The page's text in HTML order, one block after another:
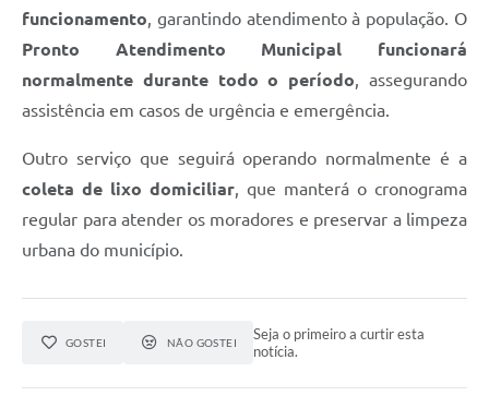
funcionamento, garantindo atendimento à população. O
Pronto Atendimento Municipal funcionará
normalmente durante todo o período, assegurando
assistência em casos de urgência e emergência.
Outro serviço que seguirá operando normalmente é a
coleta de lixo domiciliar, que manterá o cronograma
regular para atender os moradores e preservar a limpeza
urbana do município.
GOSTEI NÃO GOSTEI
Seja o primeiro a curtir esta
notícia.